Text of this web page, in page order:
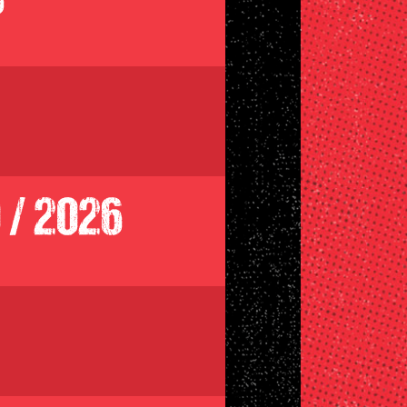
/ 2026